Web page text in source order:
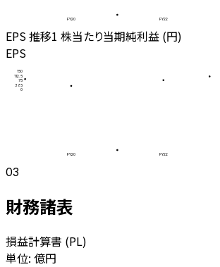
FY20 FY22
EPS 推移1 株当たり当期純利益 (円)
EPS
0
37.5
75
112.5
150
FY20 FY22
03
財務諸表
損益計算書 (PL)
単位: 億円